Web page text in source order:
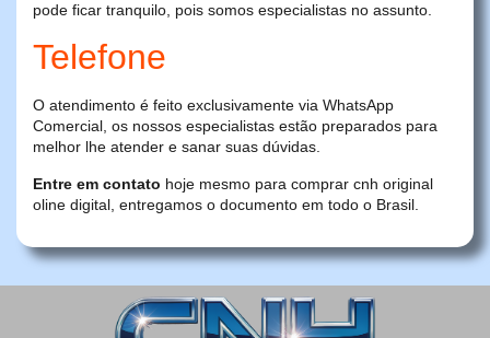
pode ficar tranquilo, pois somos especialistas no assunto.
Telefone
O atendimento é feito exclusivamente via WhatsApp
Comercial, os nossos especialistas estão preparados para
melhor lhe atender e sanar suas dúvidas.
Entre em contato hoje mesmo para comprar cnh original
oline digital, entregamos o documento em todo o Brasil.